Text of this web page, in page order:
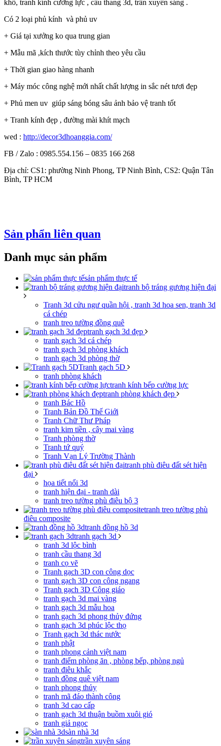
khổ, tranh kính cường lực , cầu thang 3d, trần xuyên sáng .
Có 2 loại phủ kính và phủ uv
+ Giá tại xưởng ko qua trung gian
+ Mẫu mã ,kích thước tùy chỉnh theo yêu cầu
+ Thời gian giao hàng nhanh
+ Máy móc công nghệ mới nhất chất lượng in sắc nét tươi đẹp
+ Phủ men uv giúp sáng bóng sâu ảnh bảo vệ tranh tốt
+ Tranh kính đẹp , đường mài khít mạch
wed : http://decor3dhoanggia.com/
FB / Zalo : 0985.554.156 – 0835 166 268
Địa chỉ: CS1: phường Ninh Phong, TP Ninh Bình, CS2: Quận Tân
Bình, TP HCM
Sản phẩn liên quan
Danh mục sản phẩm
sản phẩm thực tế
tranh bộ tráng gương hiện đại
Tranh 3d cửu ngư quần hội , tranh 3d hoa sen, tranh 3d
cá chép
tranh treo tường đồng quê
tranh gạch 3d đẹp
tranh gạch 3d cá chép
tranh gạch 3d phòng khách
tranh gạch 3d phòng thờ
Tranh gạch 5D
tranh phòng khách
tranh kính bếp cường lực
tranh phòng khách đẹp
tranh Bác Hồ
Tranh Bản Đồ Thế Giới
Tranh Chữ Thư Pháp
tranh kim tiền , cây mai vàng
Tranh phòng thờ
Tranh tứ quý
Tranh Vạn Lý Trường Thành
tranh phù điêu đất sét hiện
đại
họa tiết nổi 3d
tranh hiện đại - tranh dài
tranh treo tường phù điêu bộ 3
tranh treo tường phù
điêu composite
tranh đồng hồ 3d
tranh gạch 3d
tranh 3d lộc bình
tranh cầu thang 3d
tranh cọ vẽ
Tranh gạch 3D con công dọc
tranh gạch 3D con công ngang
Tranh gạch 3D Công giáo
tranh gạch 3d mai vàng
tranh gạch 3d mẫu hoa
tranh gạch 3d phong thủy đứng
tranh gạch 3d phúc lộc thọ
Tranh gạch 3d thác nước
tranh phật
tranh phong cảnh việt nam
tranh điểm phòng ăn , phòng bếp, phòng ngủ
tranh điêu khắc
tranh đồng quê việt nam
tranh phong thủy
tranh mã đáo thành công
tranh 3d cao cấp
tranh gạch 3d thuận buồm xuôi gió
tranh giả ngọc
sàn nhà 3d
trần xuyên sáng